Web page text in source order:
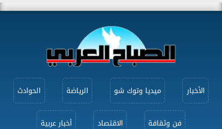
الأخبار ميديا وتوك شو الرياضة الحوادث
فن وثقافة الاقتصاد أخبار عربية